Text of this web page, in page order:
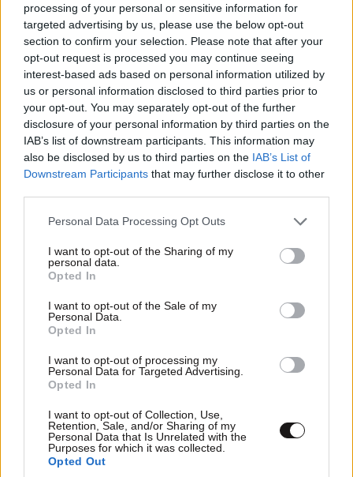
processing of your personal or sensitive information for
targeted advertising by us, please use the below opt-out
section to confirm your selection. Please note that after your
opt-out request is processed you may continue seeing
interest-based ads based on personal information utilized by
us or personal information disclosed to third parties prior to
your opt-out. You may separately opt-out of the further
disclosure of your personal information by third parties on the
IAB’s list of downstream participants. This information may
also be disclosed by us to third parties on the IAB’s List of
Downstream Participants that may further disclose it to other
Please note that this website/app uses one or more Google
not limited to your visit or usage behaviour. You may click to
grant or deny consent to Google and its third-party tags to
use your data for below specified purposes in below Google
consent section.
Personal Data Processing Opt Outs
I want to opt-out of the Sharing of my
personal data.
Opted In
I want to opt-out of the Sale of my
Personal Data.
Opted In
I want to opt-out of processing my
Personal Data for Targeted Advertising.
Opted In
I want to opt-out of Collection, Use,
Retention, Sale, and/or Sharing of my
Personal Data that Is Unrelated with the
Purposes for which it was collected.
Opted Out
Ενδεχομένως και σήμερα η πρώτη εκτίμηση του
καταψύκτη στον Μυστρά – Τι υποστηρίζει ο